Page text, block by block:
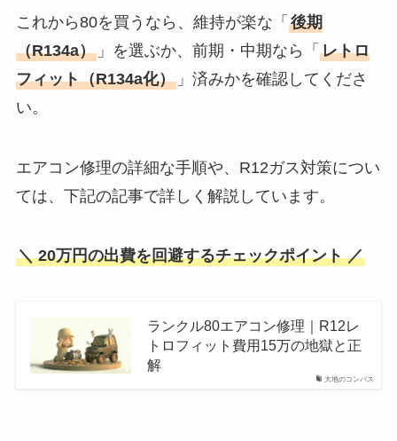
これから80を買うなら、維持が楽な「 後期
（R134a）」を選ぶか、前期・中期なら「 レトロ
フィット（R134a化）」済みかを確認してくださ
い。
エアコン修理の詳細な手順や、R12ガス対策につい
ては、下記の記事で詳しく解説しています。
＼ 20万円の出費を回避するチェックポイント ／
大地のコンパス
ランクル80エアコン修理｜R12レ
トロフィット費用15万の地獄と正
解